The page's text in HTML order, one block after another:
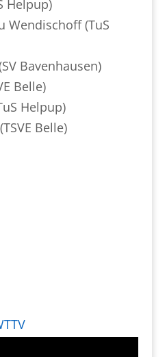
Helpup)
Wendischoff (TuS
Bavenhausen)
Belle)
Helpup)
Belle)